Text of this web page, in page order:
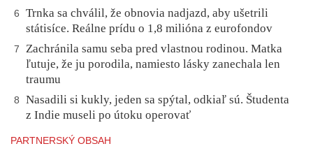
6
Trnka sa chválil, že obnovia nadjazd, aby ušetrili
státisíce. Reálne prídu o 1,8 milióna z eurofondov
7
Zachránila samu seba pred vlastnou rodinou. Matka
ľutuje, že ju porodila, namiesto lásky zanechala len
traumu
8
Nasadili si kukly, jeden sa spýtal, odkiaľ sú. Študenta
z Indie museli po útoku operovať
PARTNERSKÝ OBSAH